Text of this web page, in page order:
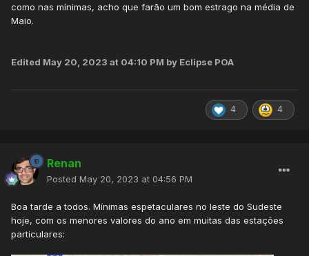
como nas mínimas, acho que farão um bom estrago na média de
Maio.
Edited May 20, 2023 at 04:10 PM by Eclipse POA
4 4
Renan
Posted May 20, 2023 at 04:56 PM
Boa tarde a todos. Mínimas espetaculares no leste do Sudeste
hoje, com os menores valores do ano em muitas das estações
particulares: